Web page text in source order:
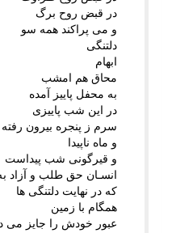
در قبض روح برگ
و مى پراکند همه سو
دلتنگى
ابهام
محاق هم امشب
به محفل پاییز آمده
در این شب پاییزى
سرم ز پنجره بیرون رفته
و ماه ناپیدا
و قیرگونى شب پیداست
انسـان حق طلب و آزاد
که در نهایت دلتنگى ها
همگام با زمین
عبور خودش را جایز مى